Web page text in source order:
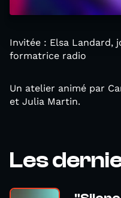
Invitée : Elsa Landard,
formatrice radio
Un atelier animé par
et Julia Martin.
Les